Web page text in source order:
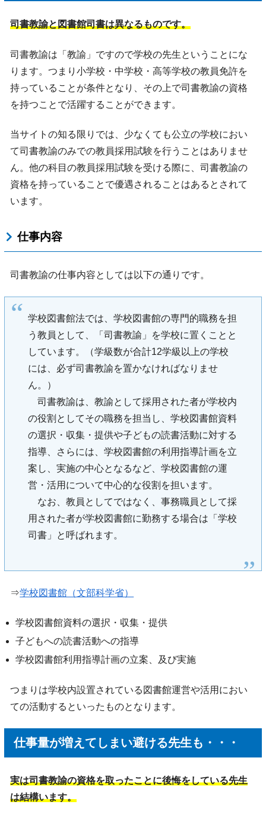
司書教諭と図書館司書は異なるものです。
司書教諭は「教諭」ですので学校の先生ということにな
ります。つまり小学校・中学校・高等学校の教員免許を
持っていることが条件となり、その上で司書教諭の資格
を持つことで活躍することができます。
当サイトの知る限りでは、少なくても公立の学校におい
て司書教諭のみでの教員採用試験を行うことはありませ
ん。他の科目の教員採用試験を受ける際に、司書教諭の
資格を持っていることで優遇されることはあるとされて
います。
仕事内容
司書教諭の仕事内容としては以下の通りです。
学校図書館法では、学校図書館の専門的職務を担
う教員として、「司書教諭」を学校に置くことと
しています。（学級数が合計12学級以上の学校
には、必ず司書教諭を置かなければなりませ
ん。）
司書教諭は、教諭として採用された者が学校内
の役割としてその職務を担当し、学校図書館資料
の選択・収集・提供や子どもの読書活動に対する
指導、さらには、学校図書館の利用指導計画を立
案し、実施の中心となるなど、学校図書館の運
営・活用について中心的な役割を担います。
なお、教員としてではなく、事務職員として採
用された者が学校図書館に勤務する場合は「学校
司書」と呼ばれます。
⇒学校図書館（文部科学省）
学校図書館資料の選択・収集・提供
子どもへの読書活動への指導
学校図書館利用指導計画の立案、及び実施
つまりは学校内設置されている図書館運営や活用におい
ての活動するといったものとなります。
仕事量が増えてしまい避ける先生も・・・
実は司書教諭の資格を取ったことに後悔をしている先生
は結構います。